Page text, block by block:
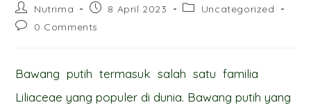
Post
author:
Nutrima
Post8 April 2023
PostUncategorized
Post0 Comments
Bawang putih termasuk salah satu familia
Liliaceae yang populer di dunia. Bawang putih yang